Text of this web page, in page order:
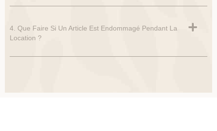
4. Que Faire Si Un Article Est Endommagé Pendant La
Location ?